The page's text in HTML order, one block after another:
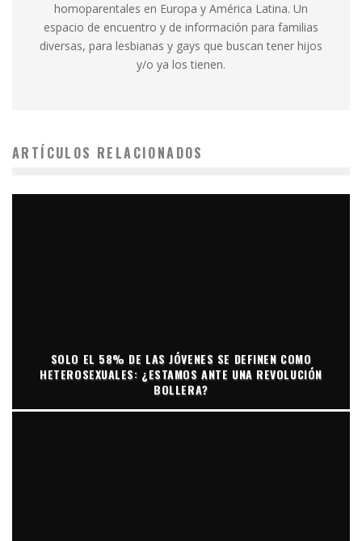
homoparentales en Europa y América Latina. Un
espacio de encuentro y de información para familias
diversas, para lesbianas y gays que buscan tener hijos
y/o ya los tienen.
ARTÍCULOS RELACIONADOS
SOLO EL 58% DE LAS JÓVENES SE DEFINEN COMO
HETEROSEXUALES: ¿ESTAMOS ANTE UNA REVOLUCIÓN
BOLLERA?